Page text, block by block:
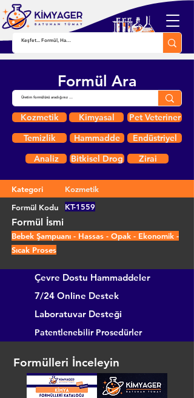
Formül Ara
Kozmetik Kimyasal
Pet Veteriner
Temizlik
Hammadde
Endüstriyel
Analiz
Bitkisel Drog Zirai
Kategori
Kozmetik
Formül Kodu
KT-1559
Formül İsmi
Bebek Şampuanı - Hassas - Opak - Ekonomik -
Sıcak Proses
Çevre Dostu Hammaddeler
7/24 Online Destek
Laboratuvar Desteği
Patentlenebilir Prosedürler
Formülleri İnceleyin